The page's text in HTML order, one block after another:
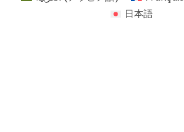
日本語